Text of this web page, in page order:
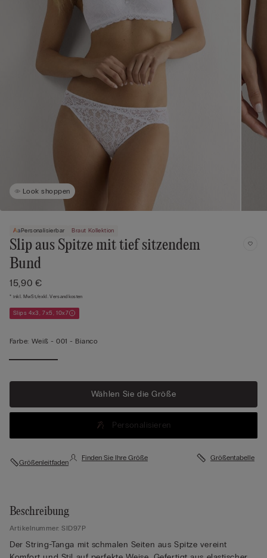
Look shoppen
Personalisierbar Braut Kollektion
Slip aus Spitze mit tief sitzendem
Bund
15,90 €
* inkl. MwSt./exkl. Versandkosten
Slips 4x3, 7x5, 10x7
Farbe: Weiß -001 - Bianco
Wählen Sie die Größe
Personalisieren
Größenleitfaden
Finden Sie Ihre Größe Größentabelle
Beschreibung
Artikelnummer: SID97P
Der String-Tanga mit schmalen Seiten aus Spitze vereint